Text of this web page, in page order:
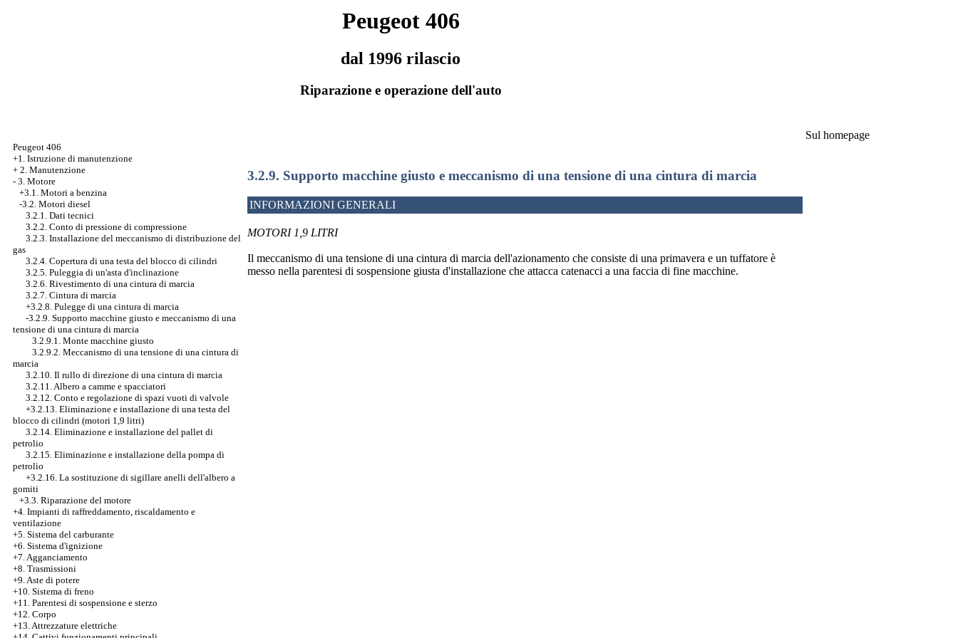
Peugeot 406
dal 1996 rilascio
Riparazione e operazione dell'auto
Peugeot 406
+1. Istruzione di manutenzione
+ 2. Manutenzione
- 3. Motore
+3.1. Motori a benzina
-3.2. Motori diesel
3.2.1. Dati tecnici
3.2.2. Conto di pressione di compressione
3.2.3. Installazione del meccanismo di distribuzione del
gas
3.2.4. Copertura di una testa del blocco di cilindri
3.2.5. Puleggia di un'asta d'inclinazione
3.2.6. Rivestimento di una cintura di marcia
3.2.7. Cintura di marcia
+3.2.8. Pulegge di una cintura di marcia
-3.2.9. Supporto macchine giusto e meccanismo di una
tensione di una cintura di marcia
3.2.9.1. Monte macchine giusto
3.2.9.2. Meccanismo di una tensione di una cintura di
marcia
3.2.10. Il rullo di direzione di una cintura di marcia
3.2.11. Albero a camme e spacciatori
3.2.12. Conto e regolazione di spazi vuoti di valvole
+3.2.13. Eliminazione e installazione di una testa del
blocco di cilindri (motori 1,9 litri)
3.2.14. Eliminazione e installazione del pallet di
petrolio
3.2.15. Eliminazione e installazione della pompa di
petrolio
+3.2.16. La sostituzione di sigillare anelli dell'albero a
gomiti
+3.3. Riparazione del motore
+4. Impianti di raffreddamento, riscaldamento e
ventilazione
+5. Sistema del carburante
+6. Sistema d'ignizione
+7. Agganciamento
+8. Trasmissioni
+9. Aste di potere
+10. Sistema di freno
+11. Parentesi di sospensione e sterzo
+12. Corpo
+13. Attrezzature elettriche
3.2.9. Supporto macchine giusto e meccanismo di una tensione di una cintura di marcia
INFORMAZIONI GENERALI
MOTORI 1,9 LITRI
Il meccanismo di una tensione di una cintura di marcia dell'azionamento che consiste di una primavera e un tuffatore è
messo nella parentesi di sospensione giusta d'installazione che attacca catenacci a una faccia di fine macchine.
Sul homepage